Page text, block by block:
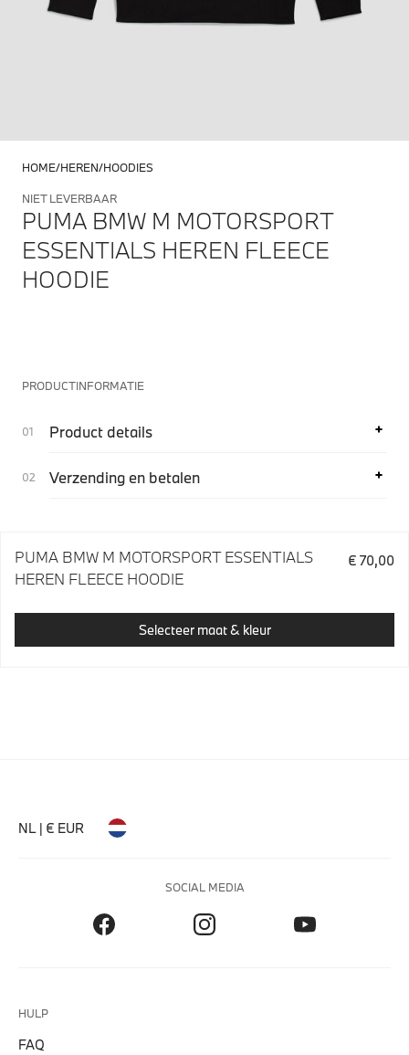
HOME HEREN HOODIES
NIET LEVERBAAR
PUMA BMW M MOTORSPORT
ESSENTIALS HEREN FLEECE
HOODIE
PRODUCTINFORMATIE
Product details
Verzending en betalen
PUMA BMW M MOTORSPORT ESSENTIALS
HEREN FLEECE HOODIE
€ 70,00
Selecteer maat & kleur
NL | € EUR
SOCIAL MEDIA
HULP
FAQ